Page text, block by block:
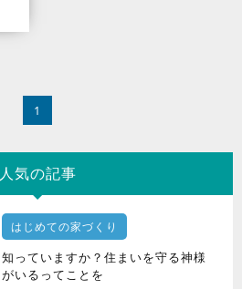
1
人気の記事
はじめての家づくり
知っていますか？住まいを守る神様
がいるってことを